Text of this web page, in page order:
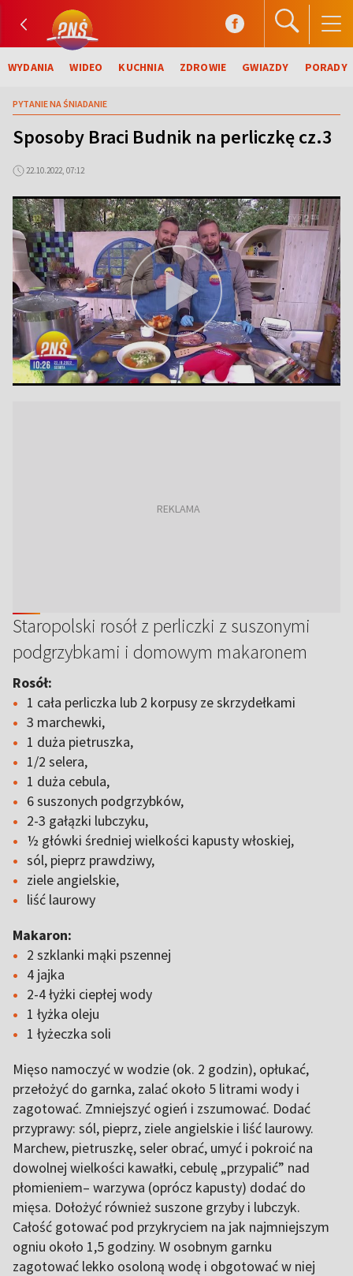
WYDANIA WIDEO KUCHNIA ZDROWIE GWIAZDY PORADY
PYTANIE NA ŚNIADANIE
Sposoby Braci Budnik na perliczkę cz.3
22.10.2022, 07:12
Staropolski rosół z perliczki z suszonymi
podgrzybkami i domowym makaronem
Rosół:
1 cała perliczka lub 2 korpusy ze skrzydełkami
3 marchewki,
1 duża pietruszka,
1/2 selera,
1 duża cebula,
6 suszonych podgrzybków,
2-3 gałązki lubczyku,
½ główki średniej wielkości kapusty włoskiej,
sól, pieprz prawdziwy,
ziele angielskie,
liść laurowy
Makaron:
2 szklanki mąki pszennej
4 jajka
2-4 łyżki ciepłej wody
1 łyżka oleju
1 łyżeczka soli
Mięso namoczyć w wodzie (ok. 2 godzin), opłukać,
przełożyć do garnka, zalać około 5 litrami wody i
zagotować. Zmniejszyć ogień i zszumować. Dodać
przyprawy: sól, pieprz, ziele angielskie i liść laurowy.
Marchew, pietruszkę, seler obrać, umyć i pokroić na
dowolnej wielkości kawałki, cebulę „przypalić” nad
płomieniem– warzywa (oprócz kapusty) dodać do
mięsa. Dołożyć również suszone grzyby i lubczyk.
Całość gotować pod przykryciem na jak najmniejszym
ogniu około 1,5 godziny. W osobnym garnku
zagotować lekko osoloną wodę i obgotować w niej